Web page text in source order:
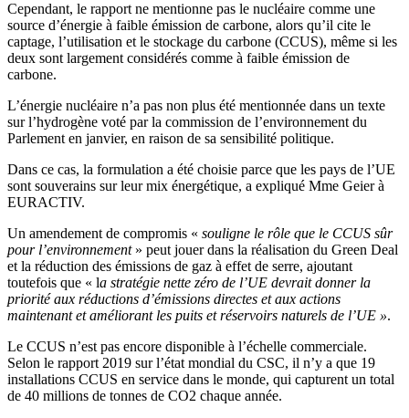
Cependant, le rapport ne mentionne pas le nucléaire comme une
source d’énergie à faible émission de carbone, alors qu’il cite le
captage, l’utilisation et le stockage du carbone (CCUS), même si les
deux sont largement considérés comme à faible émission de
carbone.
L’énergie nucléaire n’a pas non plus été mentionnée dans un texte
sur l’hydrogène voté par la commission de l’environnement du
Parlement en janvier, en raison de sa sensibilité politique.
Dans ce cas, la formulation a été choisie parce que les pays de l’UE
sont souverains sur leur mix énergétique, a expliqué Mme Geier à
EURACTIV.
Un amendement de compromis « souligne le rôle que le CCUS sûr
pour l’environnement» peut jouer dans la réalisation du Green Deal
et la réduction des émissions de gaz à effet de serre, ajoutant
toutefois que « la stratégie nette zéro de l’UE devrait donner la
priorité aux réductions d’émissions directes et aux actions
maintenant et améliorant les puits et réservoirs naturels de l’UE ».
Le CCUS n’est pas encore disponible à l’échelle commerciale.
Selon le rapport 2019 sur l’état mondial du CSC, il n’y a que 19
installations CCUS en service dans le monde, qui capturent un total
de 40 millions de tonnes de CO2 chaque année.